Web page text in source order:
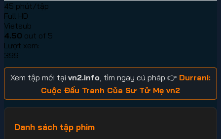
45 phút/tập
Full HD
Vietsub
4.50 out of 5
Lượt xem:
399
Xem tập mới tại vn2.info , tìm ngay cú pháp 👉 Durrani:
Cuộc Đấu Tranh Của Sư Tử Mẹ vn2
Danh sách tập phim